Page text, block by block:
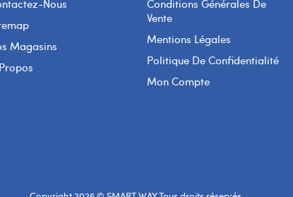
Nous
Magasins
Conditions Générales De
Vente
Mentions Légales
Politique De Confidentialité
Mon Compte